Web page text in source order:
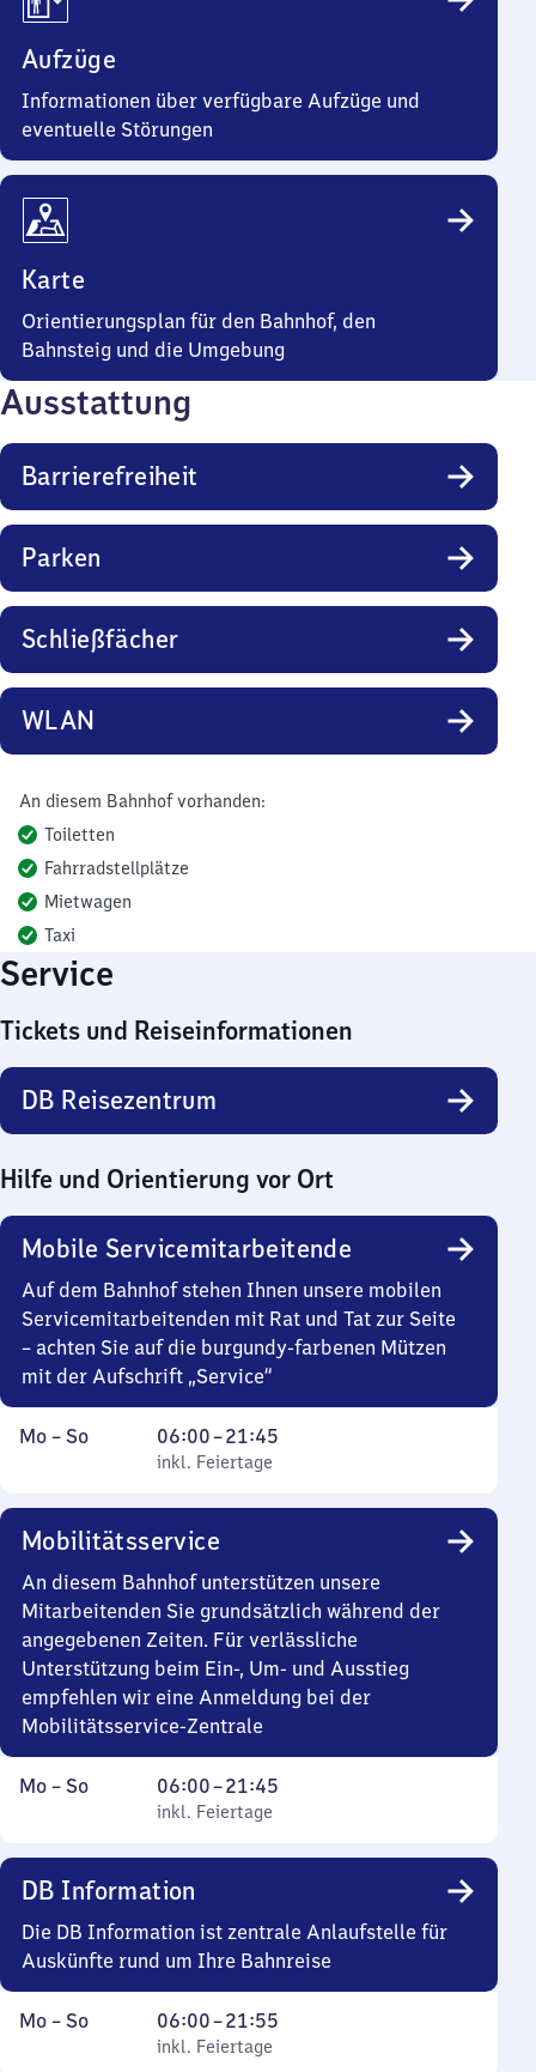
Aufzüge
Informationen über verfügbare Aufzüge und
eventuelle Störungen
Karte
Orientierungsplan für den Bahnhof, den
Bahnsteig und die Umgebung
Ausstattung
Barrierefreiheit
Parken
Schließfächer
WLAN
An diesem Bahnhof vorhanden:
Toiletten
Fahrradstellplätze
Mietwagen
Taxi
Service
Tickets und Reiseinformationen
DB Reisezentrum
Hilfe und Orientierung vor Ort
Mobile Servicemitarbeitende
Auf dem Bahnhof stehen Ihnen unsere mobilen
Servicemitarbeitenden mit Rat und Tat zur Seite
– achten Sie auf die burgundy-farbenen Mützen
mit der Aufschrift „Service“
Montag
Mo – So,
inkl. Feiertage
06:00–21:45
Von
6
21
Uhr
45
inkl. Feiertage
Mobilitätsservice
An diesem Bahnhof unterstützen unsere
Mitarbeitenden Sie grundsätzlich während der
angegebenen Zeiten. Für verlässliche
Unterstützung beim Ein-, Um- und Ausstieg
empfehlen wir eine Anmeldung bei der
Mobilitätsservice-Zentrale
Montag
Mo – So,
inkl. Feiertage
06:00–21:45
Von
6
21
Uhr
45
inkl. Feiertage
DB Information
Die DB Information ist zentrale Anlaufstelle für
Auskünfte rund um Ihre Bahnreise
Montag
Mo – So,
inkl. Feiertage
06:00–21:55
Von
6
inkl. Feiertage